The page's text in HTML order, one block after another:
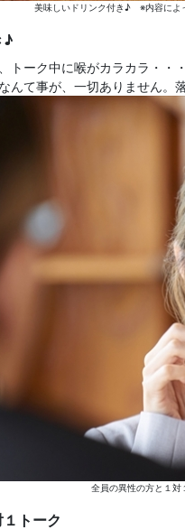
美味しいドリンク付き♪ ※内容によ
♪
トーク中に喉がカラカラ・・
んて事が、一切ありません
全員の異性の方と１
トーク